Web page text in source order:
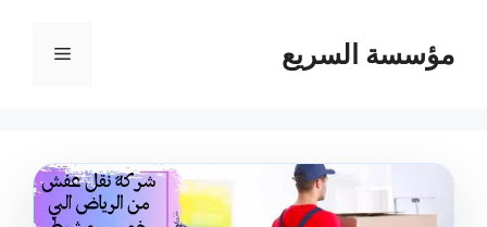
مؤسسة السريع القائمة